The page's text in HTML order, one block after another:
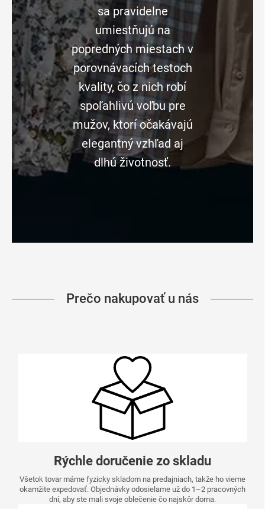
sa pravidelne
umiestňujú na
popredných miestach v
porovnávacích testoch
kvality, čo z nich robí
spoľahlivú voľbu pre
mužov, ktorí očakávajú
elegantný vzhľad aj
dlhú životnosť.
Prečo nakupovať u nás
Rýchle doručenie zo skladu
Všetok tovar máme fyzicky skladom na predajniach, takže ho vieme
okamžite expedovať. Objednávky odosielame už do 1–2 pracovných
dní, aby ste mali svoje oblečenie čo najskôr doma.